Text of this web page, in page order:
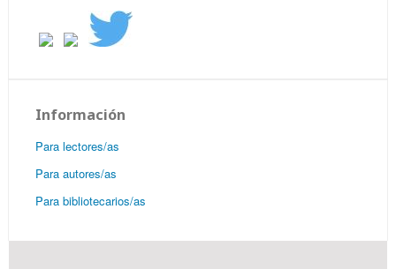
Información
Para lectores/as
Para autores/as
Para bibliotecarios/as